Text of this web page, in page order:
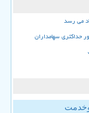
می رسد
حداکثری سهامداران